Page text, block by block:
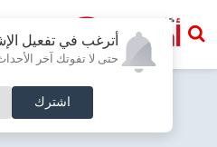
أترغب في تفعيل
حتى لا تفوتك آخر الأحداث
اشترك